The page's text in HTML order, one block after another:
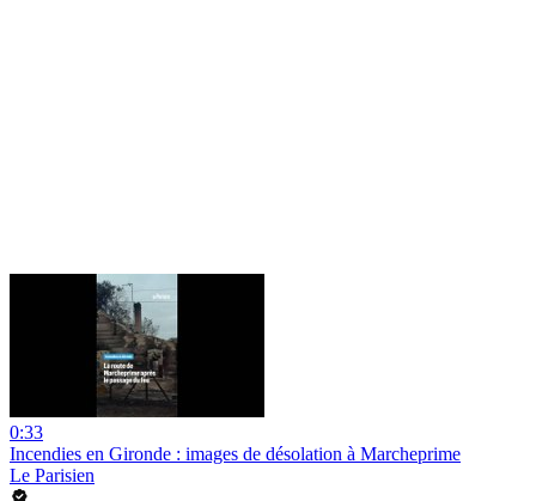
0:33
Incendies en Gironde : images de désolation à Marcheprime
Le Parisien